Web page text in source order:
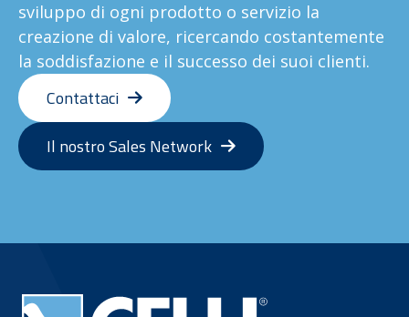
sviluppo di ogni prodotto o servizio la
creazione di valore, ricercando costantemente
la soddisfazione e il successo dei suoi clienti.
Contattaci
Il nostro Sales Network